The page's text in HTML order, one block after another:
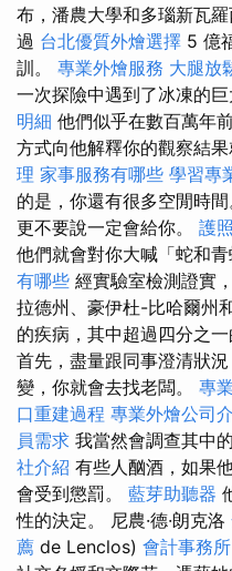
布，潘農大學和多瑙新瓦
過 台北優質外燴選擇 5 億
訓。 專業外燴服務 大腿放
一次探險中遇到了冰凍的巨
明細 他們似乎在數百萬年
方式向他解釋你的觀察結果
理 家事服務有哪些 學習專
的是，你還有很多空閒時間
更不要說一定會給你。 護
他們就會對你大喊「蛇和青
有哪些 經實驗室檢測證實
拉德州、豪伊杜-比哈爾州
的疾病，其中超過四分之
首先，盡量跟同事澄清狀
變，你就會去找老闆。 專
口重建過程 專業外燴公司
員需求 我當然會調查其中
社介紹 有些人酗酒，如果
會受到懲罰。 藍芽助聽器
性的決定。 尼農·德·朗克洛
薦 de Lenclos) 會計事務所